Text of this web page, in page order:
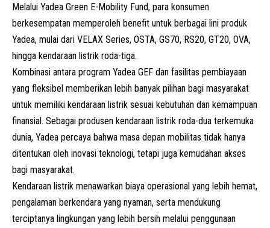
Melalui Yadea Green E-Mobility Fund, para konsumen
berkesempatan memperoleh benefit untuk berbagai lini produk
Yadea, mulai dari VELAX Series, OSTA, GS70, RS20, GT20, OVA,
hingga kendaraan listrik roda-tiga.
Kombinasi antara program Yadea GEF dan fasilitas pembiayaan
yang fleksibel memberikan lebih banyak pilihan bagi masyarakat
untuk memiliki kendaraan listrik sesuai kebutuhan dan kemampuan
finansial. Sebagai produsen kendaraan listrik roda-dua terkemuka
dunia, Yadea percaya bahwa masa depan mobilitas tidak hanya
ditentukan oleh inovasi teknologi, tetapi juga kemudahan akses
bagi masyarakat.
Kendaraan listrik menawarkan biaya operasional yang lebih hemat,
pengalaman berkendara yang nyaman, serta mendukung
terciptanya lingkungan yang lebih bersih melalui penggunaan